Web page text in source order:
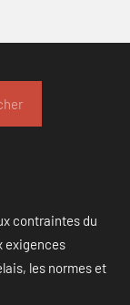
contraintes du
exigences
les normes et